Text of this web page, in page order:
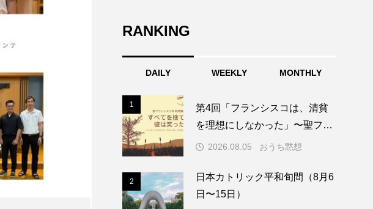
RANKING
DAILY WEEKLY MONTHLY
1
第4回「フランシスコは、清貧
を理想にしなかった」〜聖フラ
ンシスコ年黙想講話〜
2026.08.05 おうち黙想
2
日本カトリック平和旬間（8月6
日〜15日）